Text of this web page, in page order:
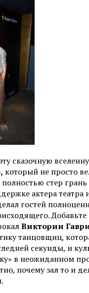
сказочную
который не просто
полностью стер
актера театра
гостей
Добавьте
Виктории
танцовщиц,
секунды, и
в неожиданном
почему зал то и